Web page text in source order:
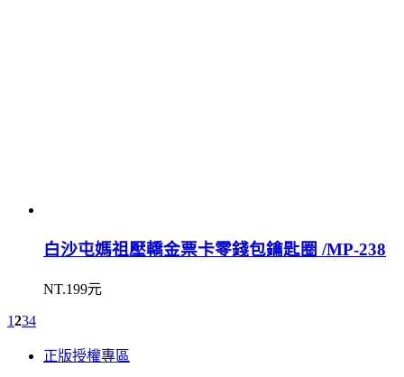
白沙屯媽祖壓轎金票卡零錢包鑰匙圈 /MP-238
NT.199元
1234
正版授權專區